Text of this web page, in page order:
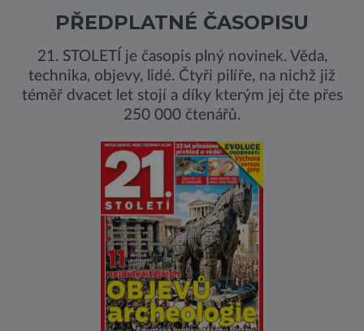
PŘEDPLATNÉ ČASOPISU
21. STOLETÍ je časopis plný novinek. Věda,
technika, objevy, lidé. Čtyři pilíře, na nichž již
téměř dvacet let stojí a díky kterým jej čte přes
250 000 čtenářů.